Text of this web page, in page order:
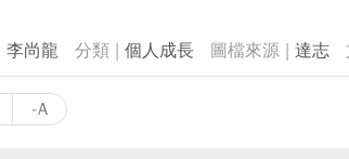
李尚龍 個人成長 達志
-A